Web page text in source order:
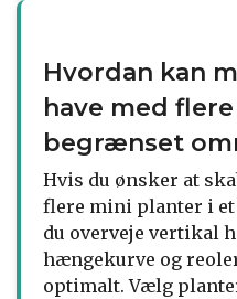
Hvordan kan
have med
begrænset
Hvis du ønsker at
flere mini planter i
du overveje vertikal
hængekurve og
optimalt. Vælg